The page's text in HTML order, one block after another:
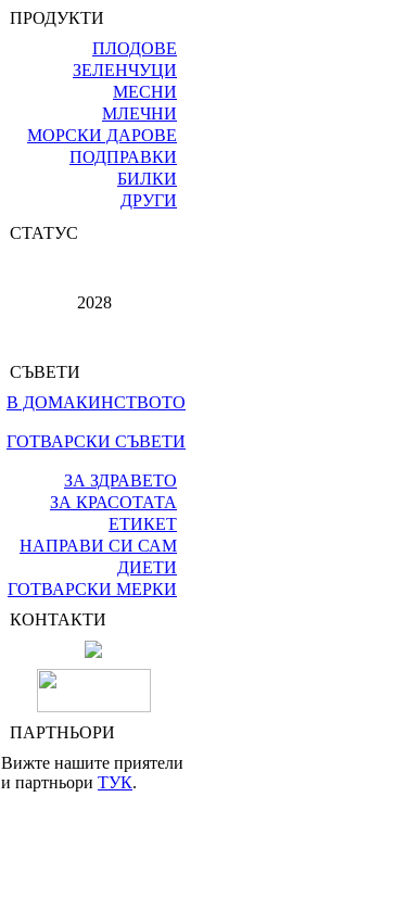
ПРОДУКТИ
ПЛОДОВЕ
ЗЕЛЕНЧУЦИ
МЕСНИ
МЛЕЧНИ
МОРСКИ ДАРОВЕ
ПОДПРАВКИ
БИЛКИ
ДРУГИ
СТАТУС
2028
СЪВЕТИ
В ДОМАКИНСТВОТО
ГОТВАРСКИ СЪВЕТИ
ЗА ЗДРАВЕТО
ЗА КРАСОТАТА
ЕТИКЕТ
НАПРАВИ СИ САМ
ДИЕТИ
ГОТВАРСКИ МЕРКИ
КОНТАКТИ
ПАРТНЬОРИ
Вижте нашите приятели
и партньори ТУК.